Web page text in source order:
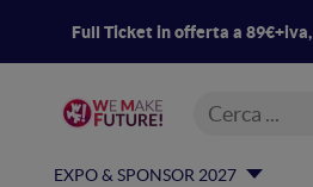
Full Ticket in offerta a 89€+iva,
EXPO & SPONSOR 2027